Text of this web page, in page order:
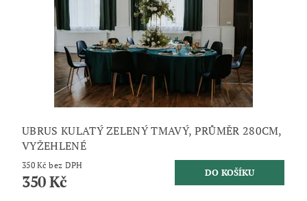
UBRUS KULATÝ ZELENÝ TMAVÝ, PRŮMĚR 280CM,
VYŽEHLENÉ
350 Kč bez DPH
350 Kč